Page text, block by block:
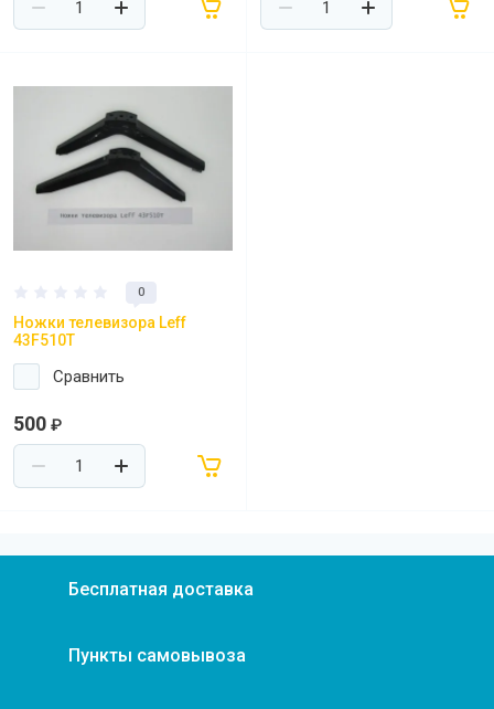
0
Ножки телевизора Leff
43F510T
Сравнить
500 ₽
Бесплатная доставка
Пункты самовывоза